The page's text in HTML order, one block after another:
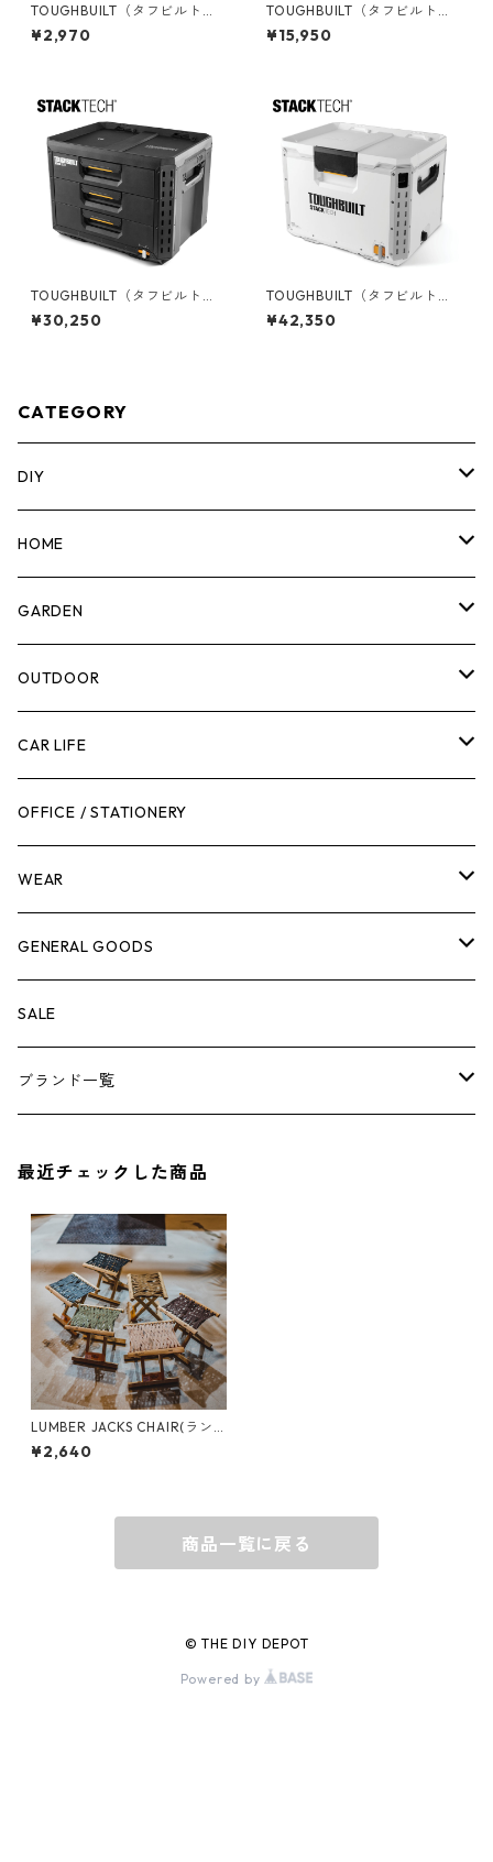
TOUGHBUILT（タフビルト）S
TACK TECH(スタックテック)
オプションClipTechハブ（3P
¥2,970
TOUGHBUILT（タフビルト）S
TACK TECH(スタックテック)
１ドロワー収納ボックス TB-B
¥15,950
TOUGHBUILT（タフビルト）S
TACK TECH(スタックテック)
３ドロワー収納ボックス TB-B
¥30,250
TOUGHBUILT（タフビルト）S
TACK TECH(スタックテック)
ハードクーラー38qt TB-B1-C
¥42,350
CATEGORY
DIY
マーカー
計測機器
腰袋・ツールホルスター
工具箱
作業台
脚立
ケミカル
その他
HOME
5ガロンバケツ
キッチン
日用品
ボディケア
GARDEN
剪定ばさみ
ガーデンツール
ガーデンチェア
キャビネット・ツールハンガー
冬季用品
その他
OUTDOOR
スツール
バンジーバンド
ストレージボックス
クーラーボックス
ナイフ
CAR LIFE
メンテナンスグッズ
車内グッズ
車外グッズ
芳香剤
OFFICE / STATIONERY
WEAR
トップス
ボトムス
アンダーウェア
キャップ
グローブ
グラス
バッグ
GENERAL GOODS
ウォレット
エアーフレッシュナー
SALE
ブランド一覧
BARNEL
BEHRENS
BELL
BORA
最近チェックした商品
LUMBER JACKS CHAIR(ラン
バージャックスチェア) 木製折
り畳みアウトドアチェア LUM-
¥2,640
商品一覧に戻る
© THE DIY DEPOT
Powered by